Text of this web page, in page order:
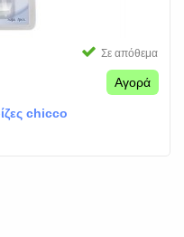
Σε απόθεμα
Αγορά
chicco